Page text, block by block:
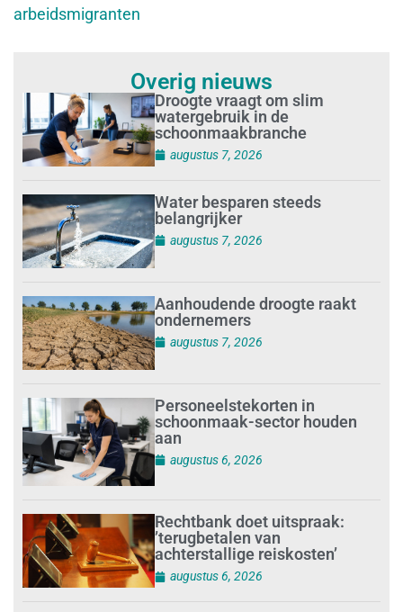
arbeidsmigranten
Overig nieuws
Droogte vraagt om slim
watergebruik in de
schoonmaakbranche
augustus 7, 2026
Water besparen steeds
belangrijker
augustus 7, 2026
Aanhoudende droogte raakt
ondernemers
augustus 7, 2026
Personeelstekorten in
schoonmaak-sector houden
aan
augustus 6, 2026
Rechtbank doet uitspraak:
’terugbetalen van
achterstallige reiskosten’
augustus 6, 2026